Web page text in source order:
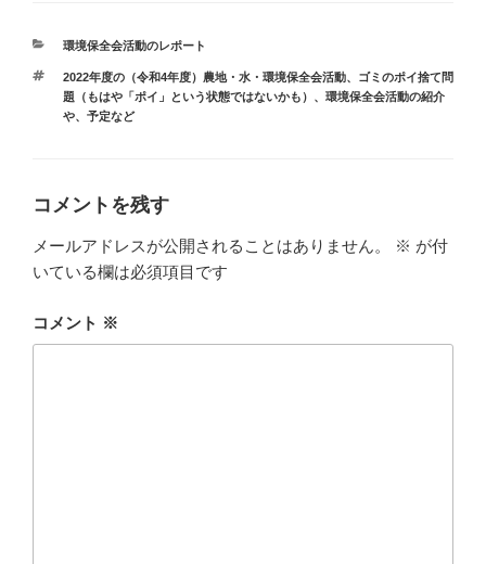
カ
ゴ
リ
ー
環境保全会活動のレポート
タ
グ
2022年度の（令和4年度）農地・水・環境保全会活動、
ゴミのポイ捨て問
題（もはや「ポイ」という状態ではないかも） 、 環境保全会活動の紹介
や、予定など
コメントを残す
メールアドレスが公開されることはありません。 ※ が付
いている欄は必須項目です
コメント ※